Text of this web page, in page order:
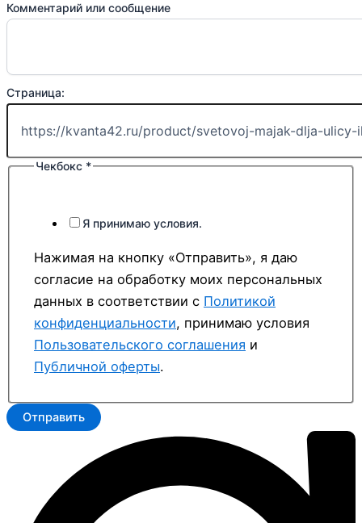
Комментарий или сообщение
Страница:
Чекбокс *
Я принимаю условия.
Нажимая на кнопку «Отправить», я даю
согласие на обработку моих персональных
данных в соответствии с Политикой
конфиденциальности, принимаю условия
Пользовательского соглашения и
Публичной оферты.
Отправить